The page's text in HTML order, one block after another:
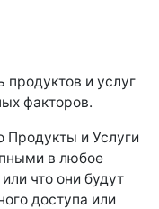
продуктов и услуг
факторов.
Продукты и Услуги
в любое
что они будут
доступа или